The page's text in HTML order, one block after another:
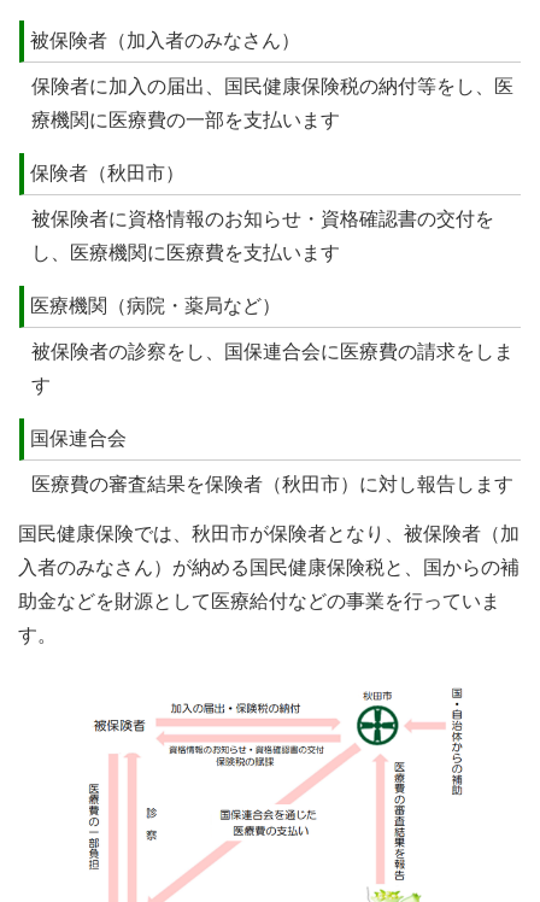
被保険者（加入者のみなさん）
保険者に加入の届出、国民健康保険税の納付等をし、医
療機関に医療費の一部を支払います
保険者（秋田市）
被保険者に資格情報のお知らせ・資格確認書の交付を
し、医療機関に医療費を支払います
医療機関（病院・薬局など）
被保険者の診察をし、国保連合会に医療費の請求をしま
す
国保連合会
医療費の審査結果を保険者（秋田市）に対し報告します
国民健康保険では、秋田市が保険者となり、被保険者（加
入者のみなさん）が納める国民健康保険税と、国からの補
助金などを財源として医療給付などの事業を行っていま
す。